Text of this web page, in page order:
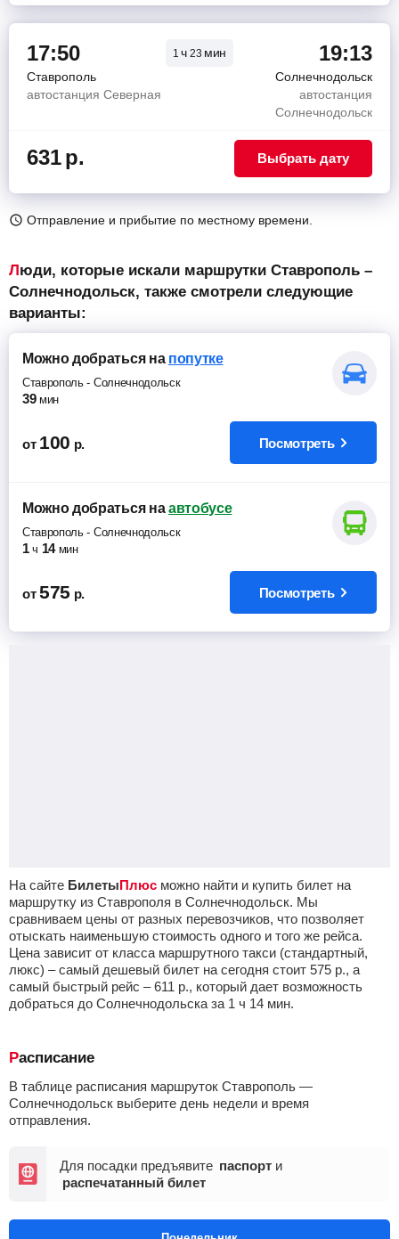
17:50 1ч 23 мин 19:13
Ставрополь
Солнечнодольск
автостанция Северная
автостанция
Солнечнодольск
631р. Выбрать дату
Отправление и прибытие по местному времени.
Люди, которые искали маршрутки Ставрополь –
Солнечнодольск, также смотрели следующие
варианты:
Можно добратьсяна попутке
Ставрополь- Солнечнодольск
39 мин
от 100 р. Посмотреть
Можно добратьсяна автобусе
Ставрополь- Солнечнодольск
1 ч 14 мин
от 575 р. Посмотреть
На сайте БилетыПлюс можно найти и купить билет на
маршрутку из Ставрополя в Солнечнодольск. Мы
сравниваем цены от разных перевозчиков, что позволяет
отыскать наименьшую стоимость одного и того же рейса.
Цена зависит от класса маршрутного такси (стандартный,
люкс) – самый дешевый билет на сегодня стоит 575 р., а
самый быстрый рейс –611 р., который дает возможность
добраться до Солнечнодольска за 1 ч 14 мин.
Расписание
В таблице расписания маршруток Ставрополь —
Солнечнодольск выберите день недели и время
отправления.
Для посадки предъявите паспорт и
распечатанный билет